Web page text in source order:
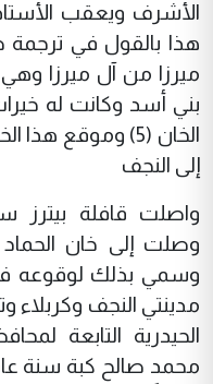
الأشرف ويعقب
هذا بالقول في ترجمة
ميرزا من آل ميرزا
بني أسد وكانت له
الخان (5) وموقع
إلى النجف
واصلت قافلة بيترز
وصلت إلى خان
وسمي بذلك لوقوعه
مدينتي النجف وكربلاء
الحيدرية التابعة